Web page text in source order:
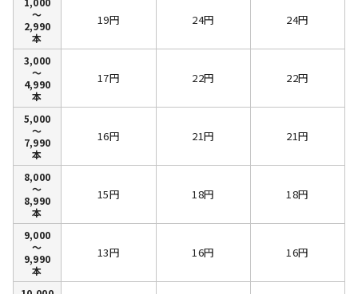
～
2,990
本
19円 24円 24円
3,000
～
4,990
本
17円 22円 22円
5,000
～
7,990
本
16円 21円 21円
8,000
～
8,990
本
15円 18円 18円
9,000
～
9,990
本
13円 16円 16円